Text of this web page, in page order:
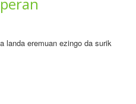
landa eremuan ezingo da surik